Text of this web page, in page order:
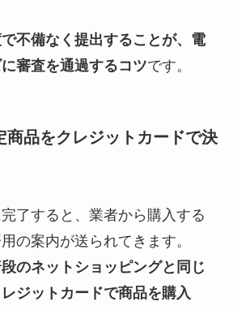
不備なく提出することが、電
審査を通過するコツです。
商品をクレジットカードで決
了すると、業者から購入する
の案内が送られてきます。
のネットショッピングと同じ
ジットカードで商品を購入